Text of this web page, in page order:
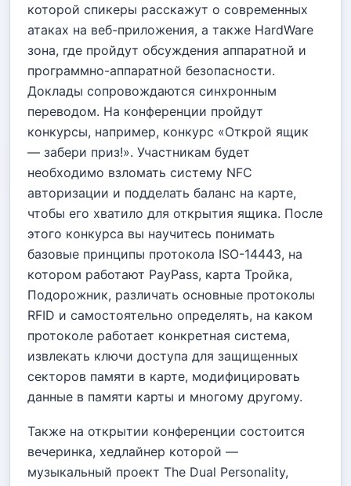
которой спикеры расскажут о современных
атаках на веб-приложения, а также HardWare
зона, где пройдут обсуждения аппаратной и
программно-аппаратной безопасности.
Доклады сопровождаются синхронным
переводом. На конференции пройдут
конкурсы, например, конкурс «Открой ящик
— забери приз!». Участникам будет
необходимо взломать систему NFC
авторизации и подделать баланс на карте,
чтобы его хватило для открытия ящика. После
этого конкурса вы научитесь понимать
базовые принципы протокола ISO-14443, на
котором работают PayPass, карта Тройка,
Подорожник, различать основные протоколы
RFID и самостоятельно определять, на каком
протоколе работает конкретная система,
извлекать ключи доступа для защищенных
секторов памяти в карте, модифицировать
данные в памяти карты и многому другому.
Также на открытии конференции состоится
вечеринка, хедлайнер которой —
музыкальный проект The Dual Personality,